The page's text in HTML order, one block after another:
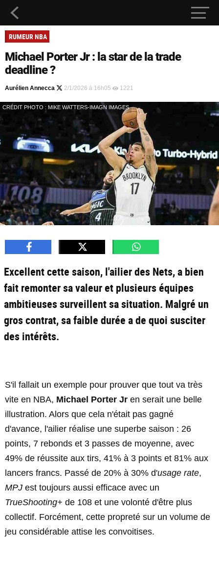
RUMEUR NBA
Michael Porter Jr : la star de la trade
deadline ?
Aurélien Annecca 2/1/2026 à 16h05 1221
CRÉDIT PHOTO : MIKE WATTERS-IMAGN IMAGES
Excellent cette saison, l'ailier des Nets, a bien
fait remonter sa valeur et plusieurs équipes
ambitieuses surveillent sa situation. Malgré un
gros contrat, sa faible durée a de quoi susciter
des intérêts.
S'il fallait un exemple pour prouver que tout va très
vite en NBA, Michael Porter Jr en serait une belle
illustration. Alors que cela n'était pas gagné
d'avance, l'ailier réalise une superbe saison : 26
points, 7 rebonds et 3 passes de moyenne, avec
49% de réussite aux tirs, 41% à 3 points et 81% aux
lancers francs. Passé de 20% à 30% d'usage rate,
MPJ est toujours aussi efficace avec un
TrueShooting+ de 108 et une volonté d'être plus
collectif. Forcément, cette propreté sur un volume de
jeu considérable attise les convoitises.